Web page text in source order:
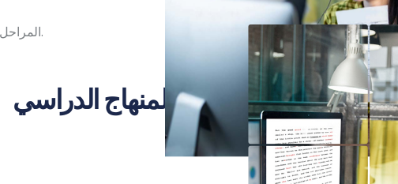
المراحل الابتدائية والمتوسطة والثانوية، بالإضافة إلى المستوى الجامعي.
المنهاج الدراسي